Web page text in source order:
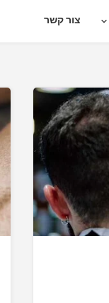
צור קשר